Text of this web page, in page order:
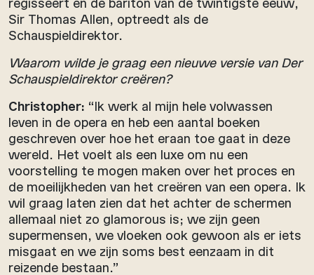
Sir Thomas Allen, optreedt als de
Schauspieldirektor.
Waarom wilde je graag een nieuwe versie van Der
Schauspieldirektor creëren?
Christopher: “Ik werk al mijn hele volwassen
leven in de opera en heb een aantal boeken
geschreven over hoe het eraan toe gaat in deze
wereld. Het voelt als een luxe om nu een
voorstelling te mogen maken over het proces en
de moeilijkheden van het creëren van een opera. Ik
wil graag laten zien dat het achter de schermen
allemaal niet zo glamorous is; we zijn geen
supermensen, we vloeken ook gewoon als er iets
misgaat en we zijn soms best eenzaam in dit
reizende bestaan.”